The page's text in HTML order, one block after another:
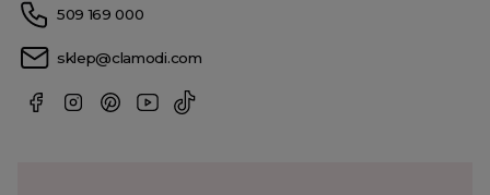
509 169 000
sklep@clamodi.com